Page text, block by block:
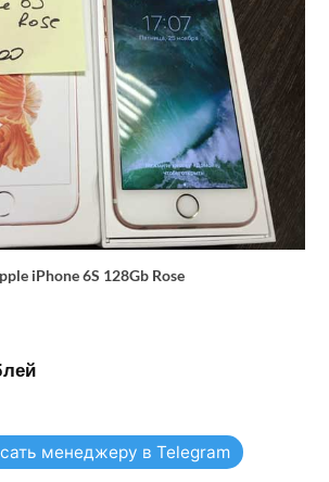
iPhone 6S 128Gb Rose
менеджеру в Telegram